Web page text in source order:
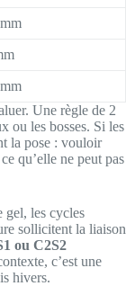
Une règle de 2
ou les bosses. Si les
la pose : vouloir
qu’elle ne peut pas
gel, les cycles
sollicitent la liaison
ou C2S2
c’est une
hivers.